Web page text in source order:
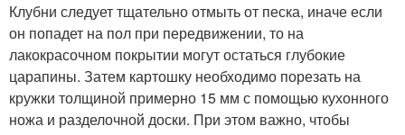
Клубни следует тщательно отмыть от песка, иначе если
он попадет на пол при передвижении, то на
лакокрасочном покрытии могут остаться глубокие
царапины. Затем картошку необходимо порезать на
кружки толщиной примерно 15 мм с помощью кухонного
ножа и разделочной доски. При этом важно, чтобы